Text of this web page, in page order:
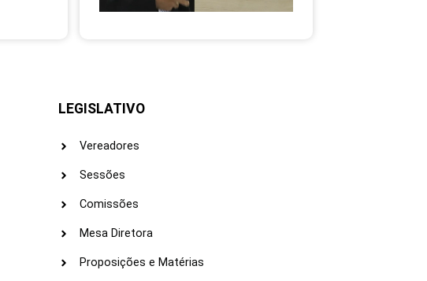
LEGISLATIVO
Vereadores
Sessões
Comissões
Mesa Diretora
Proposições e Matérias